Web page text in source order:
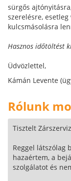
sürgős
szerelésre,
kulcsmásolásra
Hasznos időtöltést
Üdvözlettel,
Kámán Levente
Rólunk
Tisztelt
Reggel látszólag
hazaértem, a
szolgálatot és